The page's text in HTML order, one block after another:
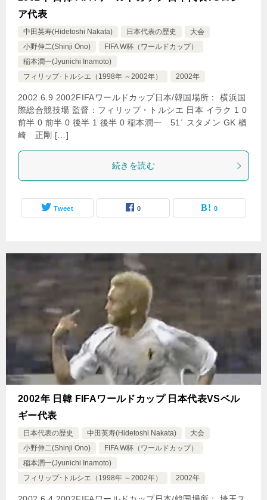
ア代表
中田英寿(Hidetoshi Nakata) 日本代表の歴史
大会
小野伸二(Shinji Ono)
FIFA W杯（ワールドカップ）
稲本潤一(Jyunichi Inamoto)
フィリップ･トルシエ（1998年 ～2002年）
2002年
2002.6.9 2002FIFAワールドカップ日本/韓国場所： 横浜国
際総合競技場 監督：フィリップ・トルシエ 日本 イラク 1 0
前半 0 前半 0 後半 1 後半 0 稲本潤一 51´ スタメン GK 楢
崎 正剛 […]
続きを読む
Tweet 0 0
2002年 日韓 FIFAワールドカップ 日本代表VSベル
ギー代表
日本代表の歴史 中田英寿(Hidetoshi Nakata)
大会
小野伸二(Shinji Ono)
FIFA W杯（ワールドカップ）
稲本潤一(Jyunichi Inamoto)
フィリップ･トルシエ（1998年 ～2002年）
2002年